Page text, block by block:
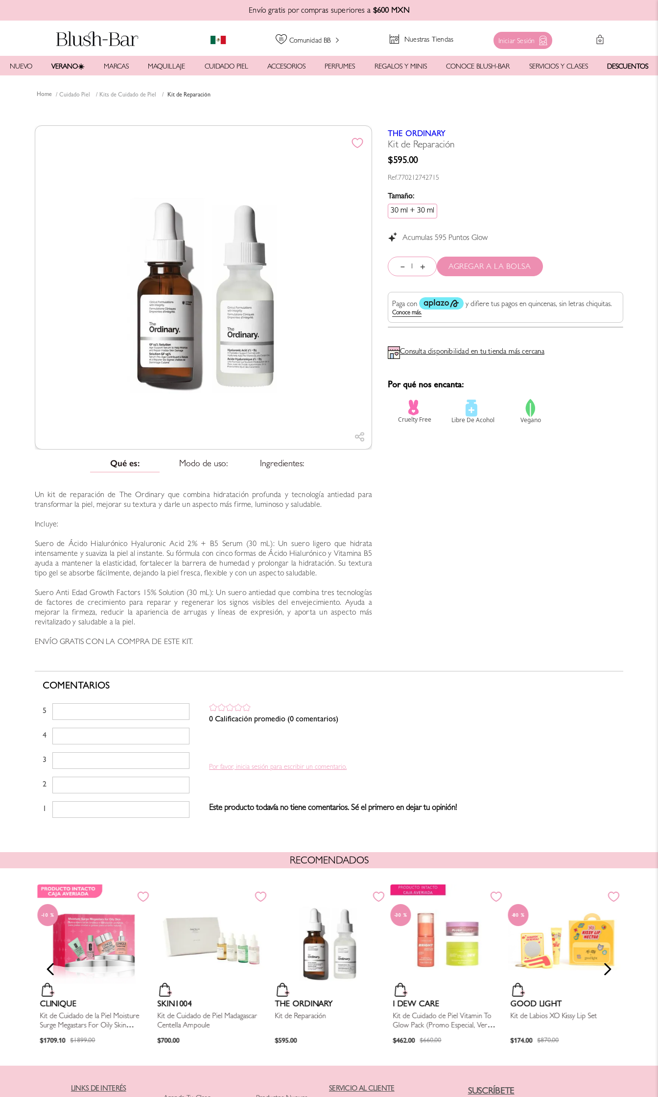
Envío gratis por compras superiores a $600 MXN
Comunidad BB Nuestras Tiendas Iniciar Sesión
NUEVO VERANO☀️ MARCAS MAQUILLAJE CUIDADO PIEL ACCESORIOS PERFUMES REGALOS Y MINIS CONOCE BLUSH-BAR SERVICIOS Y CLASES DESCUENTOS
Cuidado Piel Kits de Cuidado de Piel Kit de Reparación
Qué es: Modo de uso: Ingredientes:
Un kit de reparación de The Ordinary que combina hidratación profunda y tecnología antiedad para
transformar la piel, mejorar su textura y darle un aspecto más firme, luminoso y saludable.
Incluye:
Suero de Ácido Hialurónico Hyaluronic Acid 2% + B5 Serum (30 mL): Un suero ligero que hidrata
intensamente y suaviza la piel al instante. Su fórmula con cinco formas de Ácido Hialurónico y Vitamina B5
ayuda a mantener la elasticidad, fortalecer la barrera de humedad y prolongar la hidratación. Su textura
tipo gel se absorbe fácilmente, dejando la piel fresca, flexible y con un aspecto saludable.
Suero Anti Edad Growth Factors 15% Solution (30 mL): Un suero antiedad que combina tres tecnologías
de factores de crecimiento para reparar y regenerar los signos visibles del envejecimiento. Ayuda a
mejorar la firmeza, reducir la apariencia de arrugas y líneas de expresión, y aporta un aspecto más
revitalizado y saludable a la piel.
ENVÍO GRATIS CON LA COMPRA DE ESTE KIT.
THE ORDINARY
Kit de Reparación
$595.00
770212742715
Tamaño:
30 ml + 30 ml
Acumulas595 Puntos Glow
＋
－ AGREGAR A LA BOLSA
Consulta disponibilidad en tu tienda más cercana
Por qué nos encanta:
COMENTARIOS
0 Calificación promedio (0 comentarios)
5 estrellas
4 estrellas
3 estrellas
2 estrellas
1 estrella
Por favor, inicia sesión para escribir un comentario.
Este producto todavía no tiene comentarios. Sé el primero en dejar tu opinión!
RECOMENDADOS
10 %
CLINIQUE
Kit de Cuidado de la Piel Moisture
Surge Megastars For Oily Skin
$1709.10 $1899.00
SKIN1004
Kit de Cuidado de Piel Madagascar
Centella Ampoule
$700.00
THE ORDINARY
Kit de Reparación
$595.00
30 %
I DEW CARE
Kit de Cuidado de Piel Vitamin To
Glow Pack (Promo Especial, Ver
$462.00 $660.00
80 %
GOOD LIGHT
Kit de Labios XO Kissy Lip Set
$174.00 $870.00
LINKS DE INTERÉS SERVICIO AL CLIENTE SUSCRÍBETE